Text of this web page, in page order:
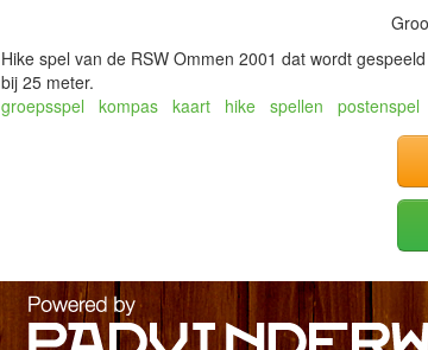
Hike spel van de RSW Ommen 2001 dat wordt
bij 25 meter.
groepsspel kompas kaart hike spellen postenspel